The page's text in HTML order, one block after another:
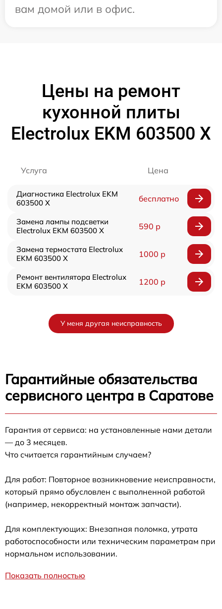
вам домой или в офис.
Цены на ремонт
кухонной плиты
Electrolux EKM 603500 X
Услуга Цена
Диагностика Electrolux EKM
603500 X
бесплатно
Замена лампы подсветки
Electrolux EKM 603500 X
590 р
Замена термостата Electrolux
EKM 603500 X
1000 р
Ремонт вентилятора Electrolux
EKM 603500 X
1200 р
У меня другая неисправность
Гарантийные обязательства
сервисного центра в Саратове
Гарантия от сервиса: на установленные нами детали
— до 3 месяцев.
Что считается гарантийным случаем?
Для работ: Повторное возникновение неисправности,
который прямо обусловлен с выполненной работой
(например, некорректный монтаж запчасти).
Для комплектующих: Внезапная поломка, утрата
работоспособности или техническим параметрам при
нормальном использовании.
Показать полностью